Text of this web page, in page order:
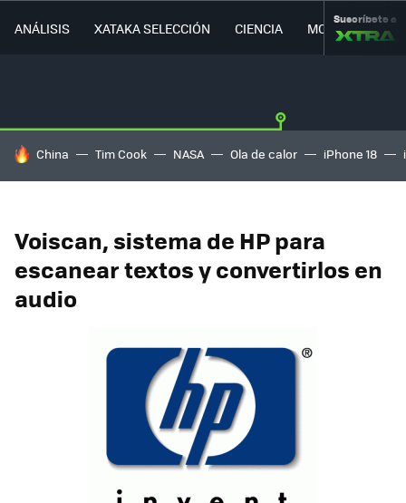
ANÁLISIS XATAKA SELECCIÓN CIENCIA MOVILIDAD
Suscríbete a
HOY SE HABLA DE
China Tim Cook NASA Ola de calor iPhone 18
Voiscan, sistema de HP para
escanear textos y convertirlos en
audio